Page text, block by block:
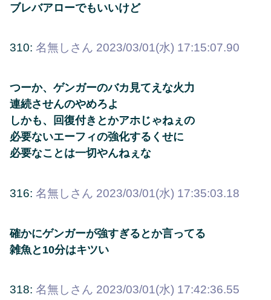
ブレバアローでもいいけど
310: 名無しさん 2023/03/01(水) 17:15:07.90
つーか、ゲンガーのバカ見てえな火力
連続させんのやめろよ
しかも、回復付きとかアホじゃねぇの
必要ないエーフィの強化するくせに
必要なことは一切やんねぇな
316: 名無しさん 2023/03/01(水) 17:35:03.18
確かにゲンガーが強すぎるとか言ってる
雑魚と10分はキツい
318: 名無しさん 2023/03/01(水) 17:42:36.55